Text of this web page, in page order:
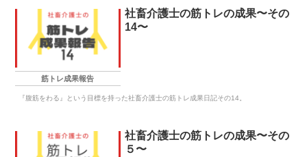
筋トレ成果報告
社畜介護士の筋トレの成果〜その
14〜
『腹筋をわる』という目標を持った社畜介護士の筋トレ成果日記その14。
社畜介護士の筋トレの成果〜その
５〜